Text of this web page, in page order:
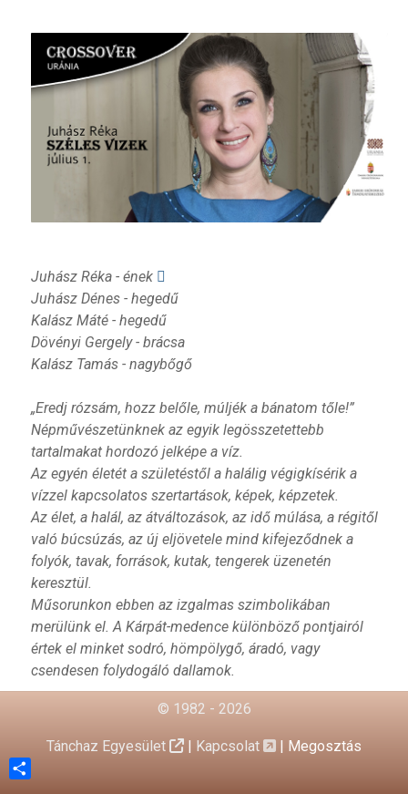
Juhász Réka - ének
Juhász Dénes - hegedű
Kalász Máté - hegedű
Dövényi Gergely - brácsa
Kalász Tamás - nagybőgő
„Eredj rózsám, hozz belőle, múljék a bánatom tőle!”
Népművészetünknek az egyik legösszetettebb
tartalmakat hordozó jelképe a víz.
Az egyén életét a születéstől a halálig végigkísérik a
vízzel kapcsolatos szertartások, képek, képzetek.
Az élet, a halál, az átváltozások, az idő múlása, a régitől
való búcsúzás, az új eljövetele mind kifejeződnek a
folyók, tavak, források, kutak, tengerek üzenetén
keresztül.
Műsorunkon ebben az izgalmas szimbolikában
merülünk el. A Kárpát-medence különböző pontjairól
értek el minket sodró, hömpölygő, áradó, vagy
csendesen folydogáló dallamok.
© 1982 - 2026
Tánchaz Egyesület | Kapcsolat | Megosztás